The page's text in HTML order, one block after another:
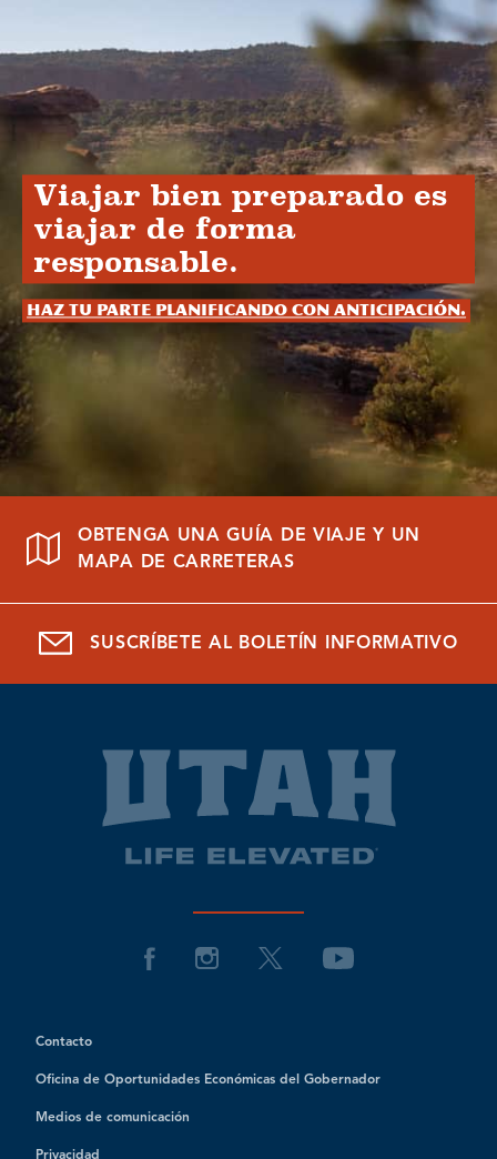
Viajar bien preparado es
viajar de forma
responsable.
Haz tu parte planificando con anticipación.
OBTENGA UNA GUÍA DE VIAJE Y UN
MAPA DE CARRETERAS
SUSCRÍBETE AL BOLETÍN INFORMATIVO
Contacto
Oficina de Oportunidades Económicas del Gobernador
Medios de comunicación
Privacidad